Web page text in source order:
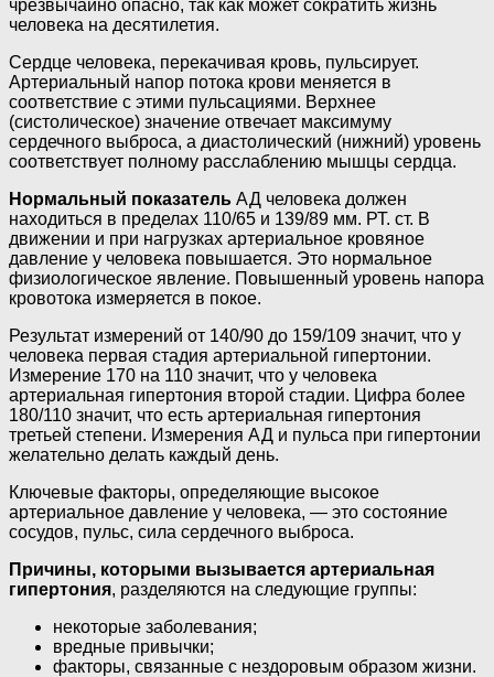
чрезвычайно опасно, так как может сократить жизнь
человека на десятилетия.
Сердце человека, перекачивая кровь, пульсирует.
Артериальный напор потока крови меняется в
соответствие с этими пульсациями. Верхнее
(систолическое) значение отвечает максимуму
сердечного выброса, а диастолический (нижний) уровень
соответствует полному расслаблению мышцы сердца.
Нормальный показатель АД человека должен
находиться в пределах 110/65 и 139/89 мм. РТ. ст. В
движении и при нагрузках артериальное кровяное
давление у человека повышается. Это нормальное
физиологическое явление. Повышенный уровень напора
кровотока измеряется в покое.
Результат измерений от 140/90 до 159/109 значит, что у
человека первая стадия артериальной гипертонии.
Измерение 170 на 110 значит, что у человека
артериальная гипертония второй стадии. Цифра более
180/110 значит, что есть артериальная гипертония
третьей степени. Измерения АД и пульса при гипертонии
желательно делать каждый день.
Ключевые факторы, определяющие высокое
артериальное давление у человека, — это состояние
сосудов, пульс, сила сердечного выброса.
Причины, которыми вызывается артериальная
гипертония, разделяются на следующие группы:
некоторые заболевания;
вредные привычки;
факторы, связанные с нездоровым образом жизни.